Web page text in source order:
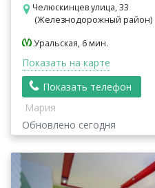
Челюскинцев улица, 33
(Железнодорожный район)
Уральская, 6 мин.
Показать на карте
Показать телефон
Мария
Обновлено сегодня